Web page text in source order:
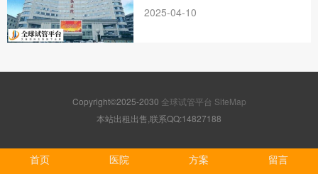
2025-04-10
Copyright©2025-2030 全球试管平台 SiteMap
本站出租出售,联系QQ:14827188
首页 医院 方案 留言